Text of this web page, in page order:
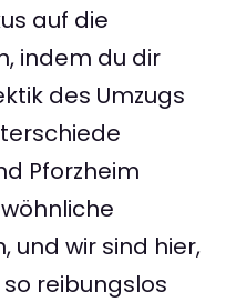
auf die
indem du dir
des Umzugs
Pforzheim
und wir sind hier,
reibungslos